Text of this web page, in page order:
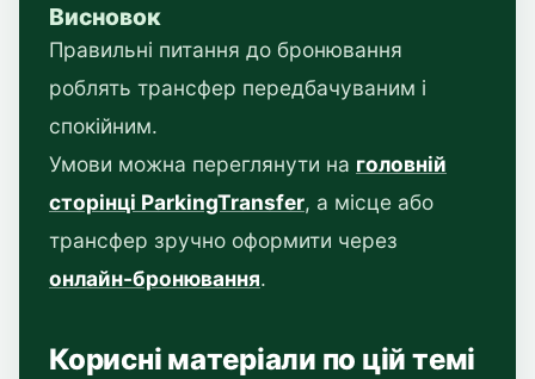
Висновок
Правильні питання до бронювання
роблять трансфер передбачуваним і
спокійним.
Умови можна переглянути на головній
сторінці ParkingTransfer, а місце або
трансфер зручно оформити через
онлайн-бронювання.
Корисні матеріали по цій темі